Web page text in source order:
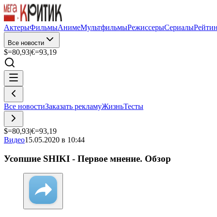
АктерыФильмыАнимеМультфильмыРежиссерыСериалы
Все новости
$=80,93|€=93,19
Все новостиЗаказать рекламуЖизньТесты
$=80,93|€=93,19
Видео15.05.2020 в 10:44
Усопшие SHIKI - Первое мнение. Обзор